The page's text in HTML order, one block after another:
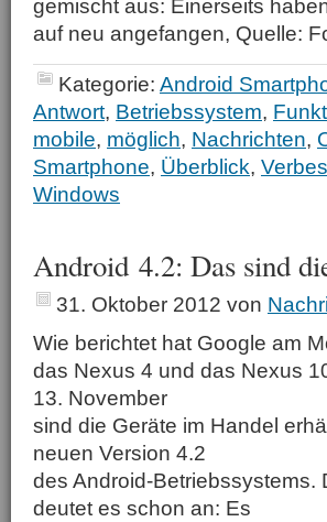
gemischt aus: Einerseits
auf neu angefangen, Quelle:
Kategorie: Android
Antwort, Betriebssystem,
mobile, möglich, Nachrichten,
Smartphone, Überblick,
Windows
Android 4.2: Das sind
31. Oktober 2012 von
Wie berichtet hat Google am
das Nexus 4 und das Nexus
13. November
sind die Geräte im Handel
neuen Version 4.2
des Android-Betriebssystems.
deutet es schon an: Es